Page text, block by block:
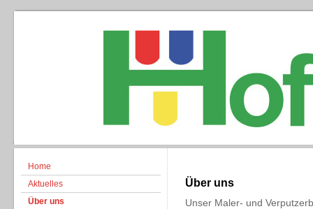
Home
Aktuelles
Über uns
Über uns
Unser Maler- und